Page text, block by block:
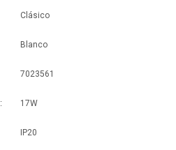
Clásico
Blanco
7023561
17W
IP20